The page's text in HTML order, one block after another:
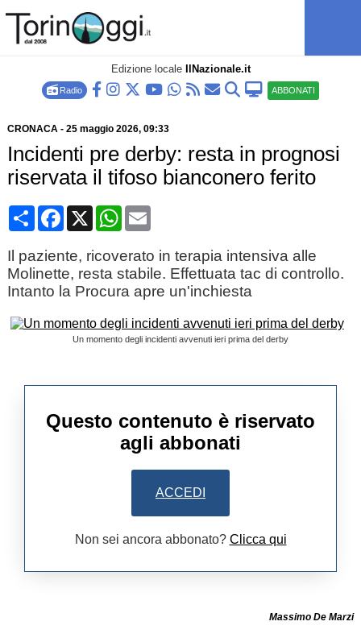
Edizione locale IlNazionale.it
Radio ABBONATI
CRONACA- 25 maggio 2026, 09:33
Incidenti pre derby: resta in prognosi
riservata il tifoso bianconero ferito
CondividiFacebook
X WhatsApp
Email
Il paziente, ricoverato in terapia intensiva alle
Molinette, resta stabile. Effettuata tac di controllo.
Intanto la Procura apre un'inchiesta
Un momento degli incidenti avvenuti ieri prima del derby
Questo contenuto è riservato
agli abbonati
ACCEDI
Non sei ancora abbonato? Clicca qui
Massimo De Marzi